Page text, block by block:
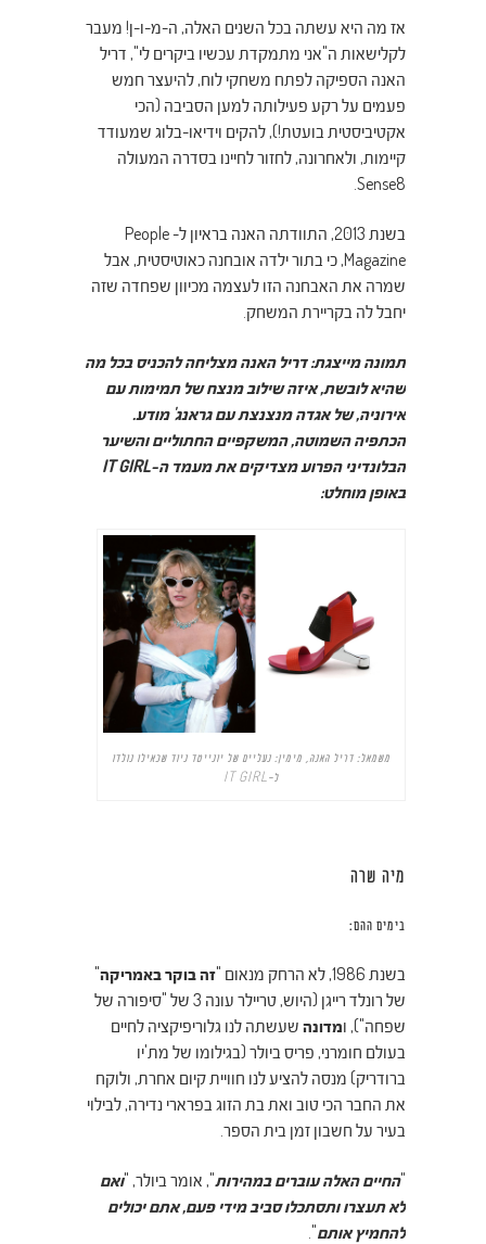
אז מה היא עשתה בכל השנים האלה, ה-מ-ו-ן! מעבר
לקלישאות ה"אני מתמקדת עכשיו ביקרים לי", דריל
האנה הספיקה לפתח משחקי לוח, להיעצר חמש
פעמים על רקע פעילותה למען הסביבה (הכי
אקטיביסטית בועטת!), להקים וידיאו-בלוג שמעודד
קיימות, ולאחרונה, לחזור לחיינו בסדרה המעולה
Sense8.
בשנת 2013, התוודתה האנה בראיון ל- People
Magazine, כי בתור ילדה אובחנה כאוטיסטית, אבל
שמרה את האבחנה הזו לעצמה מכיוון שפחדה שזה
יחבל לה בקריירת המשחק.
תמונה מייצגת: דריל האנה מצליחה להכניס בכל מה
שהיא לובשת, איזה שילוב מנצח של תמימות עם
אירוניה, של אגדה מנצנצת עם גראנג' מודע.
הכתפיה השמוטה, המשקפיים החתוליים והשיער
הבלונדיני הפרוע מצדיקים את מעמד ה-IT GIRL
באופן מוחלט:
משמאל: דריל האנה, מימין: נעליים של יונייטד ניוד שכאילו נולדו
ל-IT GIRL
מיה שרה
בימים ההם:
בשנת 1986, לא הרחק מנאום " זה בוקר באמריקה"
של רונלד רייגן (היוש, טריילר עונה 3 של "סיפורה של
שפחה"), ומדונה שעשתה לנו גלוריפיקציה לחיים
בעולם חומרני, פריס ביולר (בגילומו של מת'יו
ברודריק) מנסה להציע לנו חוויית קיום אחרת, ולוקח
את החבר הכי טוב ואת בת הזוג בפרארי נדירה, לבילוי
בעיר על חשבון זמן בית הספר.
"החיים האלה עוברים במהירות", אומר ביולר, "ואם
לא תעצרו ותסתכלו סביב מידי פעם, אתם יכולים
להחמיץ אותם".